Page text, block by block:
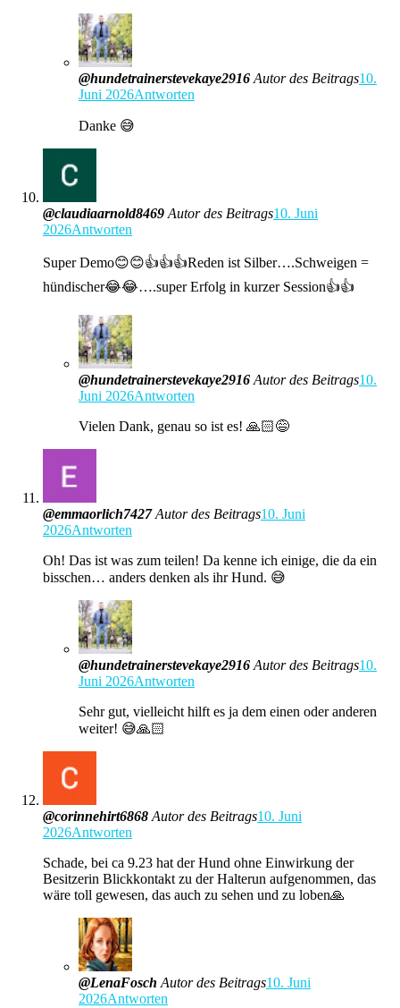
@hundetrainerstevekaye2916 Autor des Beitrags10.
Juni 2026Antworten
Danke 😅
@claudiaarnold8469 Autor des Beitrags10. Juni
2026Antworten
Super Demo😊😊👍👍👍Reden ist Silber….Schweigen =
hündischer😂😂….super Erfolg in kurzer Session👍👍
@hundetrainerstevekaye2916 Autor des Beitrags10.
Juni 2026Antworten
Vielen Dank, genau so ist es! 🙏🏻😅
@emmaorlich7427 Autor des Beitrags10. Juni
2026Antworten
Oh! Das ist was zum teilen! Da kenne ich einige, die da ein
bisschen… anders denken als ihr Hund. 😅
@hundetrainerstevekaye2916 Autor des Beitrags10.
Juni 2026Antworten
Sehr gut, vielleicht hilft es ja dem einen oder anderen
weiter! 😅🙏🏻
@corinnehirt6868 Autor des Beitrags10. Juni
2026Antworten
Schade, bei ca 9.23 hat der Hund ohne Einwirkung der
Besitzerin Blickkontakt zu der Halterun aufgenommen, das
wäre toll gewesen, das auch zu sehen und zu loben🙏
@LenaFosch Autor des Beitrags10. Juni
2026Antworten